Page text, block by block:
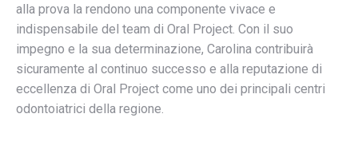
alla prova la rendono una componente vivace e
indispensabile del team di Oral Project. Con il suo
impegno e la sua determinazione, Carolina contribuirà
sicuramente al continuo successo e alla reputazione di
eccellenza di Oral Project come uno dei principali centri
odontoiatrici della regione.